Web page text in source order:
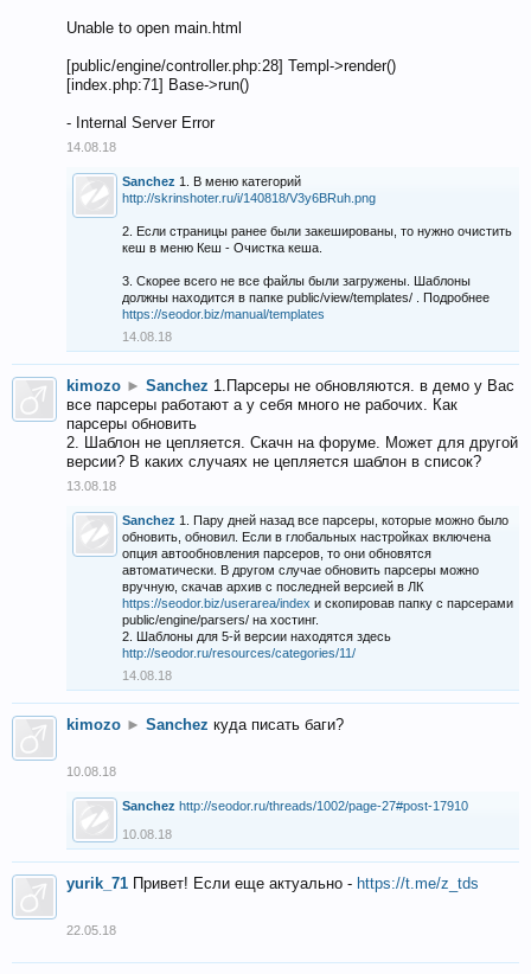
Unable to open main.html
[public/engine/controller.php:28] Templ->render()
[index.php:71] Base->run()
- Internal Server Error
14.08.18
Sanchez 1. В меню категорий
http://skrinshoter.ru/i/140818/V3y6BRuh.png
2. Если страницы ранее были закешированы, то нужно очистить
кеш в меню Кеш - Очистка кеша.
3. Скорее всего не все файлы были загружены. Шаблоны
должны находится в папке public/view/templates/ . Подробнее
https://seodor.biz/manual/templates
14.08.18
kimozo ► Sanchez 1.Парсеры не обновляются. в демо у Вас
все парсеры работают а у себя много не рабочих. Как
парсеры обновить
2. Шаблон не цепляется. Скачн на форуме. Может для другой
версии? В каких случаях не цепляется шаблон в список?
13.08.18
Sanchez 1. Пару дней назад все парсеры, которые можно было
обновить, обновил. Если в глобальных настройках включена
опция автообновления парсеров, то они обновятся
автоматически. В другом случае обновить парсеры можно
вручную, скачав архив с последней версией в ЛК
https://seodor.biz/userarea/index и скопировав папку с парсерами
public/engine/parsers/ на хостинг.
2. Шаблоны для 5-й версии находятся здесь
http://seodor.ru/resources/categories/11/
14.08.18
kimozo ► Sanchez куда писать баги?
10.08.18
Sanchez http://seodor.ru/threads/1002/page-27#post-17910
10.08.18
yurik_71 Привет! Если еще актуально - https://t.me/z_tds
22.05.18